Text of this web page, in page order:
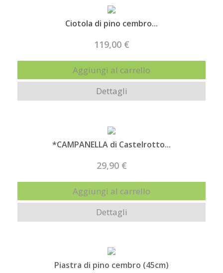
Ciotola di pino cembro...
119,00 €
Aggiungi al carrello
Dettagli
*CAMPANELLA di Castelrotto...
29,90 €
Aggiungi al carrello
Dettagli
Piastra di pino cembro (45cm)